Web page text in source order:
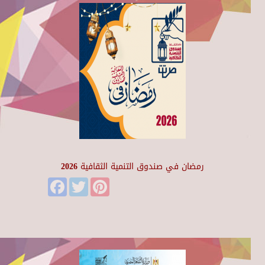
رمضان في صندوق التنمية الثقافية 2026
FacebookTwitter